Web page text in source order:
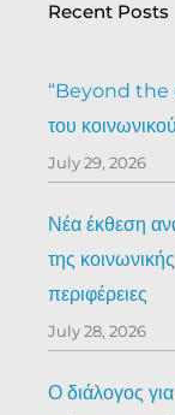
Recent Posts
“Beyond the
του
July 29, 2026
Νέα έκθεση
της
περιφέρειες
July 28, 2026
Ο διάλογος